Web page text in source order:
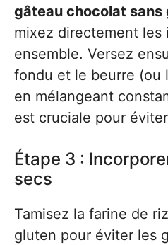
gâteau chocolat sans
mixez directement les
ensemble. Versez
fondu et le beurre (ou
en mélangeant
est cruciale pour
Étape 3 :
secs
Tamisez la farine de
gluten pour éviter les